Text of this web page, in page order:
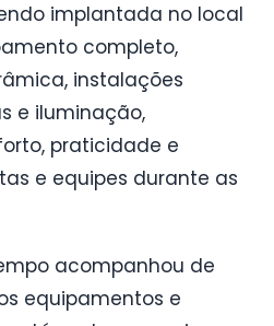
implantada no local
completo,
instalações
e iluminação,
praticidade e
e equipes durante as
acompanhou de
equipamentos e